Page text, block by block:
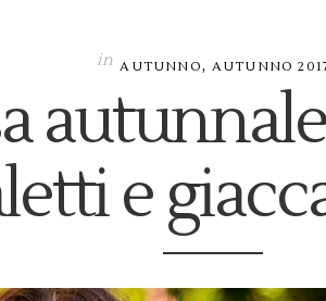
in AUTUNNO, AUTUNNO
e